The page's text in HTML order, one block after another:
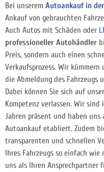
Bei unserem Autoankauf in
Ankauf von gebrauchten
Auch Autos mit Schäden oder
professioneller Autohändler
Preis, sondern auch einen
Verkaufsprozess. Wir
die Abmeldung des Fahrzeugs
Dabei können Sie sich auf
Kompetenz verlassen. Wir
Jahren präsent und haben
Autoankauf etabliert. Zudem
transparenten und schnellen
Ihres Fahrzeugs so einfach
uns als Ihren Ansprechpartner